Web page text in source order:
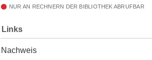
NUR AN RECHNERN DER BIBLIOTHEK ABRUFBAR
Links
Nachweis